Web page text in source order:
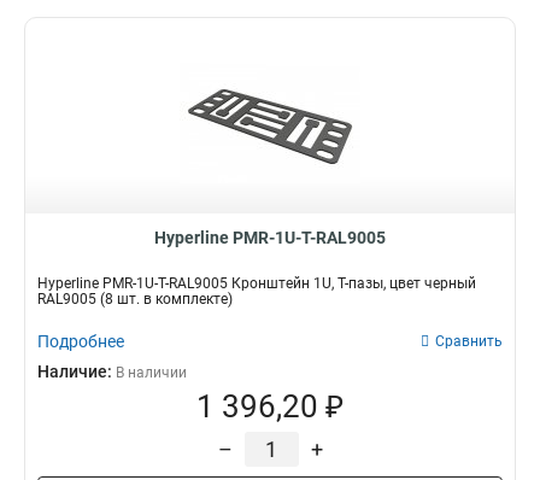
Hyperline PMR-1U-T-RAL9005
Hyperline PMR-1U-T-RAL9005 Кронштейн 1U, Т-пазы, цвет черный
RAL9005 (8 шт. в комплекте)
Подробнее Сравнить
Наличие: В наличии
1 396,20 ₽
– +